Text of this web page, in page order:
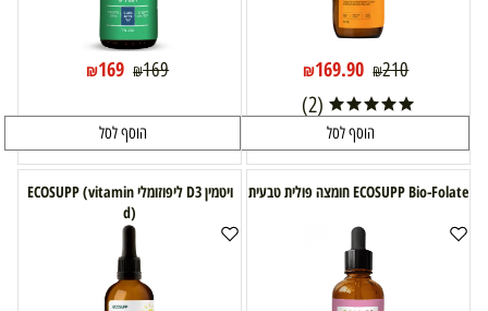
₪210
₪169.90
(2)
הוסף לסל
₪169
₪169
הוסף לסל
ECOSUPP Bio-Folate חומצה פולית טבעית
ויטמין D3 ליפוזומלי ECOSUPP (vitamin
d)